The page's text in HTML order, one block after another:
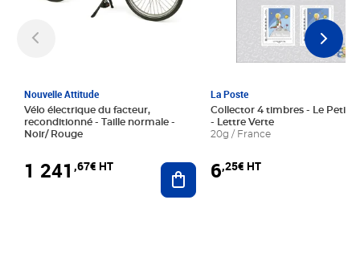
Nouvelle Attitude
Vélo électrique du facteur,
reconditionné - Taille normale -
Noir/ Rouge
1 241 ,67€ HT Ajouter au panier
La Poste
Collector 4 timbres - Le Petit
- Lettre Verte
20g / France
6,25€ HT